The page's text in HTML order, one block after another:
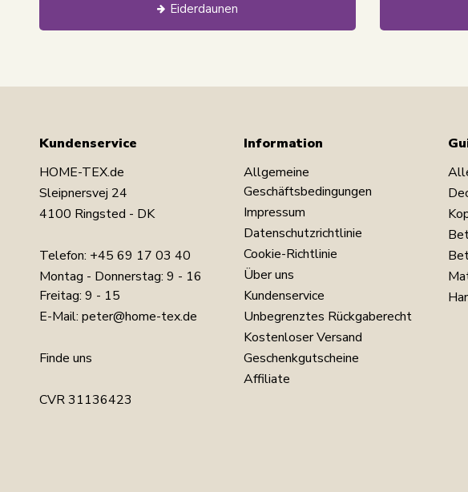
Eiderdaunen
Kundenservice
HOME-TEX.de
Sleipnersvej 24
4100 Ringsted - DK
Telefon: +45 69 17 03 40
Montag - Donnerstag: 9 - 16
Freitag: 9 - 15
E-Mail: peter@home-tex.de
Finde uns
CVR 31136423
Information
Allgemeine
Geschäftsbedingungen
Impressum
Datenschutzrichtlinie
Cookie-Richtlinie
Über uns
Kundenservice
Unbegrenztes Rückgaberecht
Kostenloser Versand
Geschenkgutscheine
Affiliate